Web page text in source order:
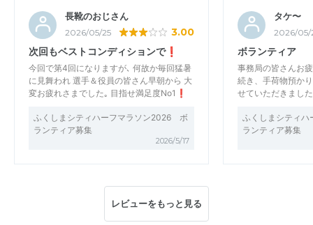
長靴のおじさん
2026/05/25 3.00
次回もベストコンディションで❗
今回で第4回になりますが､ 何故か毎回猛暑
に見舞われ 選手＆役員の皆さん早朝から 大
変お疲れさまでした｡ 目指せ満足度No1❗
ふくしまシティハーフマラソン2026 ボ
ランティア募集
2026/5/17
タケ〜
2026/05/
ボランティア
事務局の皆さんお
続き、手荷物預か
せていただきまし
ふくしまシティ
ランティア募集
レビューをもっと見る